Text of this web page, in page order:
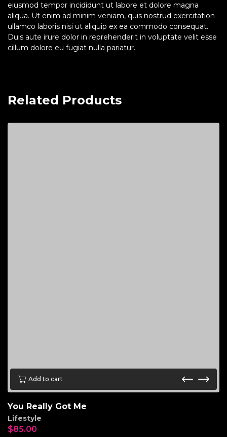
eiusmod tempor incididunt ut labore et dolore magna
aliqua. Ut enim ad minim veniam, quis nostrud exercitation
ullamco laboris nisi ut aliquip ex ea commodo consequat.
Duis aute irure dolor in reprehenderit in voluptate velit esse
cillum dolore eu fugiat nulla pariatur.
Related Products
Add to cart
You Really Got Me
Lifestyle
$85.00